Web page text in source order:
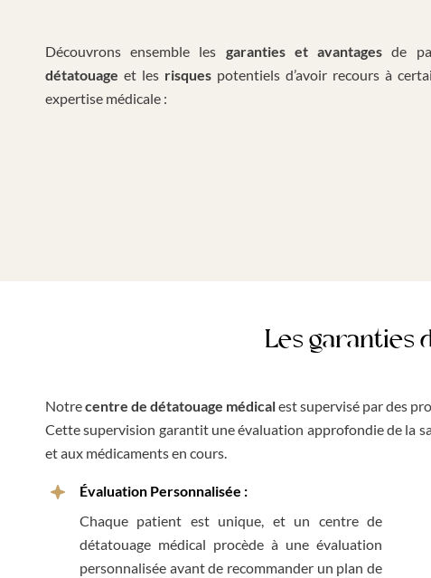
Découvrons ensemble les garanties et avantages de
détatouage et les risquespotentiels d’avoir recours à
expertise médicale :
Les garanties
Notrecentre de détatouage médicalest supervisé par des
Cette supervision garantit une évaluation approfondie de la
et aux médicaments en cours.
Évaluation Personnalisée :
Chaque patient est unique, et un centre de
détatouage médical procède à une évaluation
personnalisée avant de recommander un plan de